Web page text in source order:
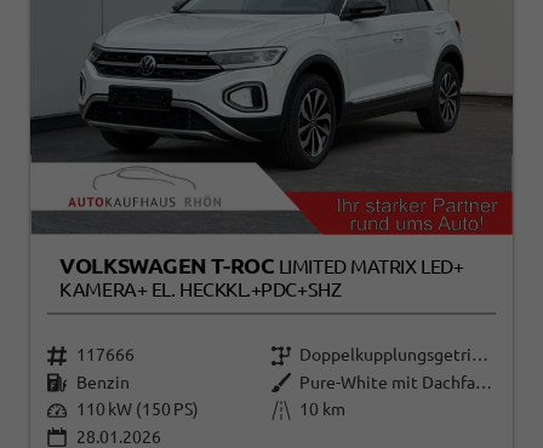
VOLKSWAGEN T-ROC LIMITED MATRIX LED+
KAMERA+ EL. HECKKL.+PDC+SHZ
117666
Doppelkupplungsgetriebe (DSG)
Benzin
Pure-White mit Dachfarbe in Deep Black Perleffekt
110 kW (150 PS)
10 km
28.01.2026